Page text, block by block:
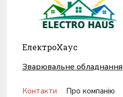
ЕлектроХаус
Зварювальне обладнання
Контакти Про компанію